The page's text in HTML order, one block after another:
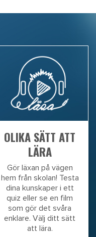
OLIKA SÄTT ATT
LÄRA
Gör läxan på vägen
hem från skolan! Testa
dina kunskaper i ett
quiz eller se en film
som gör det svåra
enklare. Välj ditt sätt
att lära.